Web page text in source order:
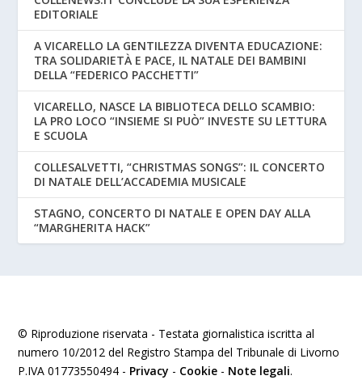
EDITORIALE
A VICARELLO LA GENTILEZZA DIVENTA EDUCAZIONE:
TRA SOLIDARIETÀ E PACE, IL NATALE DEI BAMBINI
DELLA “FEDERICO PACCHETTI”
VICARELLO, NASCE LA BIBLIOTECA DELLO SCAMBIO:
LA PRO LOCO “INSIEME SI PUÒ” INVESTE SU LETTURA
E SCUOLA
COLLESALVETTI, “CHRISTMAS SONGS”: IL CONCERTO
DI NATALE DELL’ACCADEMIA MUSICALE
STAGNO, CONCERTO DI NATALE E OPEN DAY ALLA
“MARGHERITA HACK”
© Riproduzione riservata - Testata giornalistica iscritta al
numero 10/2012 del Registro Stampa del Tribunale di Livorno
P.IVA 01773550494 - Privacy - Cookie - Note legali.